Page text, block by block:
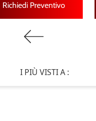
Richiedi Preventivo
I PIÙ VISTI A :